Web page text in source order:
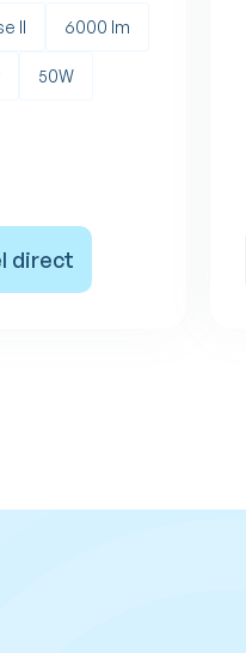
II 6000 lm
50W
direct